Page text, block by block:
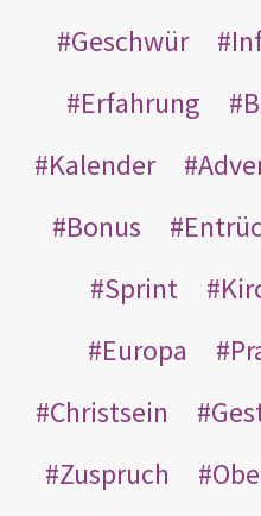
Geschwür
Erfahrung
Kalender
Bonus
Sprint
Europa
Christsein
Zuspruch